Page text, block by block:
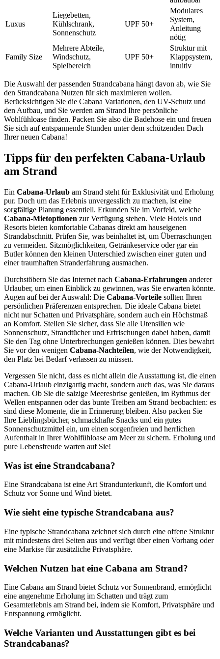
Luxus
Liegebetten,
Kühlschrank,
Sonnenschutz
UPF 50+
Modulares
System,
Anleitung
nötig
Family Size
Mehrere Abteile,
Windschutz,
Spielbereich
UPF 50+
Struktur mit
Klappsystem,
intuitiv
Die Auswahl der passenden Strandcabana hängt davon ab, wie Sie
den Strandcabana Nutzen für sich maximieren wollen.
Berücksichtigen Sie die Cabana Variationen, den UV-Schutz und
den Aufbau, und Sie werden am Strand Ihre persönliche
Wohlfühloase finden. Packen Sie also die Badehose ein und freuen
Sie sich auf entspannende Stunden unter dem schützenden Dach
Ihrer neuen Cabana!
Tipps für den perfekten Cabana-Urlaub
am Strand
Ein Cabana-Urlaub am Strand steht für Exklusivität und Erholung
pur. Doch um das Erlebnis unvergesslich zu machen, ist eine
sorgfältige Planung essentiell. Erkunden Sie im Vorfeld, welche
Cabana-Mietoptionen zur Verfügung stehen. Viele Hotels und
Resorts bieten komfortable Cabanas direkt am hauseigenen
Strandabschnitt. Prüfen Sie, was beinhaltet ist, um Überraschungen
zu vermeiden. Sitzmöglichkeiten, Getränkeservice oder gar ein
Butler können den kleinen Unterschied zwischen einer guten und
einer traumhaften Stranderfahrung ausmachen.
Durchstöbern Sie das Internet nach Cabana-Erfahrungen anderer
Urlauber, um einen Einblick zu gewinnen, was Sie erwarten könnte.
Augen auf bei der Auswahl: Die Cabana-Vorteile sollten Ihren
persönlichen Präferenzen entsprechen. Die ideale Cabana bietet
nicht nur Schatten und Privatsphäre, sondern auch ein Höchstmaß
an Komfort. Stellen Sie sicher, dass Sie alle Utensilien wie
Sonnenschutz, Strandtücher und Erfrischungen dabei haben, damit
Sie den Tag ohne Unterbrechungen genießen können. Dies bewahrt
Sie vor den wenigen Cabana-Nachteilen, wie der Notwendigkeit,
den Platz bei Bedarf verlassen zu müssen.
Vergessen Sie nicht, dass es nicht allein die Ausstattung ist, die einen
Cabana-Urlaub einzigartig macht, sondern auch das, was Sie daraus
machen. Ob Sie die salzige Meeresbrise genießen, im Rythmus der
Wellen entspannen oder das bunte Treiben am Strand beobachten: es
sind diese Momente, die in Erinnerung bleiben. Also packen Sie
Ihre Lieblingsbücher, schmackhafte Snacks und ein gutes
Sonnenschutzmittel ein, um einen sorgenfreien und herrlichen
Aufenthalt in Ihrer Wohlfühloase am Meer zu sichern. Erholung und
pure Lebensfreude warten auf Sie!
Was ist eine Strandcabana?
Eine Strandcabana ist eine Art Strandunterkunft, die Komfort und
Schutz vor Sonne und Wind bietet.
Wie sieht eine typische Strandcabana aus?
Eine typische Strandcabana zeichnet sich durch eine offene Struktur
mit mindestens drei Seiten aus und verfügt über einen Vorhang oder
eine Markise für zusätzliche Privatsphäre.
Welchen Nutzen hat eine Cabana am Strand?
Eine Cabana am Strand bietet Schutz vor Sonnenbrand, ermöglicht
eine angenehme Erholung im Schatten und trägt zum
Gesamterlebnis am Strand bei, indem sie Komfort, Privatsphäre und
Entspannung ermöglicht.
Welche Varianten und Ausstattungen gibt es bei
Strandcabanas?